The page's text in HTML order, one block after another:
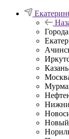
Города
Казань
Новый